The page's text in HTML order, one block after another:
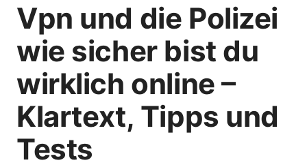
Vpn und die Polizei
wie sicher bist du
wirklich online –
Klartext, Tipps und
Tests